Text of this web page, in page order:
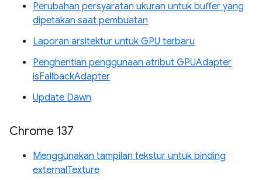
Perubahan persyaratan ukuran untuk buffer yang
dipetakan saat pembuatan
Laporan arsitektur untuk GPU terbaru
Penghentian penggunaan atribut GPUAdapter
isFallbackAdapter
Update Dawn
Chrome 137
Menggunakan tampilan tekstur untuk binding
externalTexture